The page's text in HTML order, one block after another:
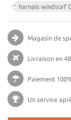
harnais windsurf
Magasin de
Livraison en
Paiement
Un service